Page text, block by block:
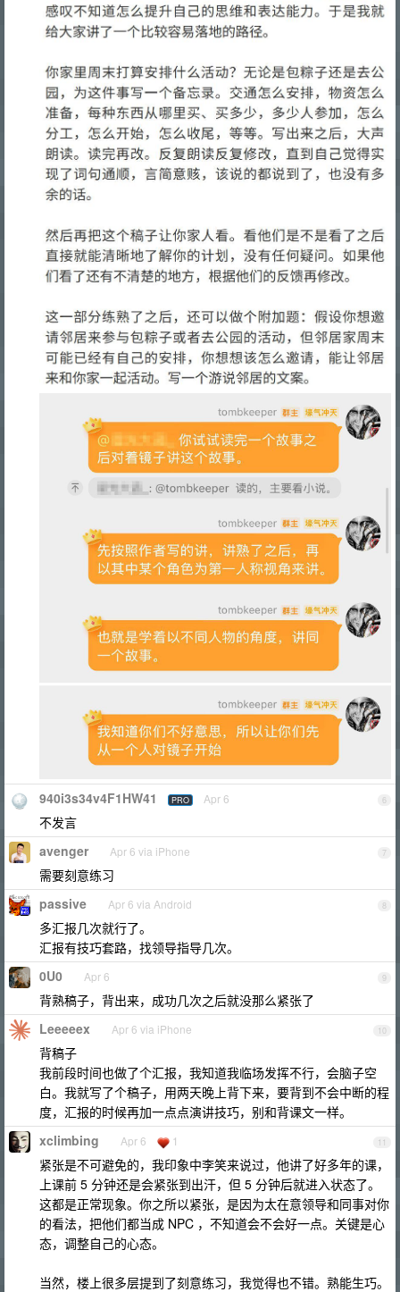
6
940i3s34v4F1HW41 PRO Apr 6
不发言
7
avenger Apr 6 via iPhone
需要刻意练习
8
passive Apr 6 via Android
多汇报几次就行了。
汇报有技巧套路，找领导指导几次。
9
0U0 Apr 6
背熟稿子，背出来，成功几次之后就没那么紧张了
10
Leeeeex Apr 6 via iPhone
背稿子
我前段时间也做了个汇报，我知道我临场发挥不行，会脑子空
白。我就写了个稿子，用两天晚上背下来，要背到不会中断的程
度，汇报的时候再加一点点演讲技巧，别和背课文一样。
11
xclimbing Apr 6 1
紧张是不可避免的，我印象中李笑来说过，他讲了好多年的课，
上课前 5 分钟还是会紧张到出汗，但 5 分钟后就进入状态了。
这都是正常现象。你之所以紧张，是因为太在意领导和同事对你
的看法，把他们都当成 NPC ，不知道会不会好一点。关键是心
态，调整自己的心态。
当然，楼上很多层提到了刻意练习，我觉得也不错。熟能生巧。